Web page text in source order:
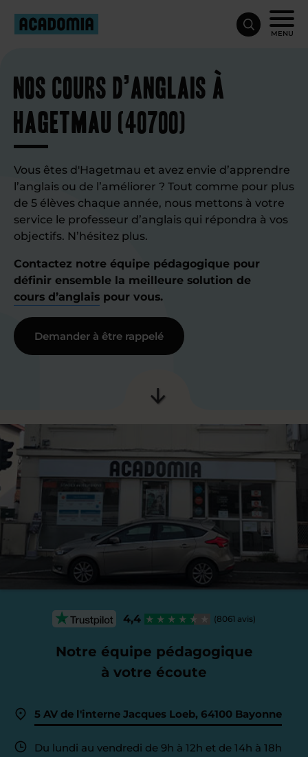
MENU
Nos cours d’anglais à
Hagetmau (40700)
Vous êtes d'Hagetmau et avez envie d’apprendre
l’anglais ou de l’améliorer ? Tout comme pour plus
de 5 élèves chaque année, nous mettons à votre
service le professeur d’anglais qui répondra à vos
objectifs. N’hésitez plus.
Contactez notre équipe pédagogique pour
définir ensemble la meilleure solution de
cours d’anglais pour vous.
Demander à être rappelé
4,4 (8061 avis)
Notre équipe pédagogique
à votre écoute
5 AV de l'interne Jacques Loeb, 64100 Bayonne
Du lundi au vendredi de 9h à 12h et de 14h à 18h